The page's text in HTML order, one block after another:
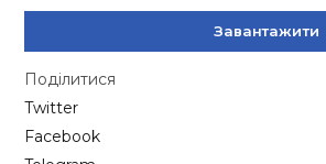
Завантажити
Поділитися
Twitter
Facebook